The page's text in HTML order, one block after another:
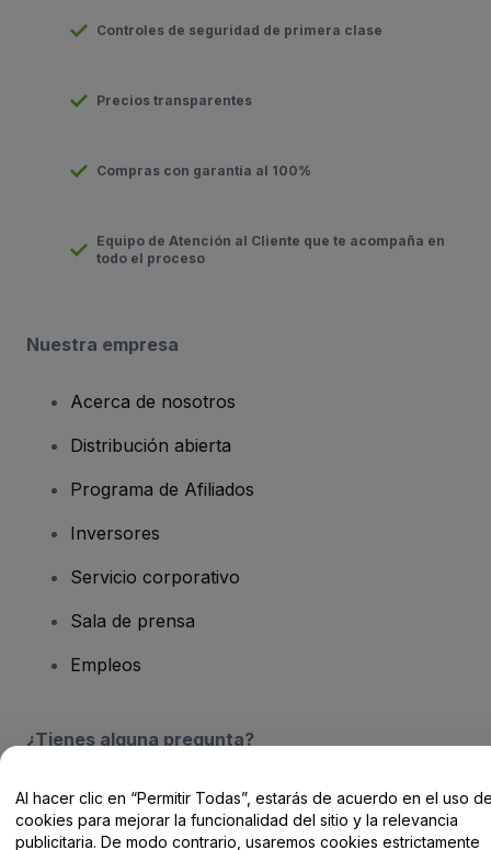
Controles de seguridad de primera clase
Precios transparentes
Compras con garantía al 100%
Equipo de Atención al Cliente que te acompaña en
todo el proceso
Nuestra empresa
Acerca de nosotros
Distribución abierta
Programa de Afiliados
Inversores
Servicio corporativo
Sala de prensa
Empleos
¿Tienes alguna pregunta?
Centro de Ayuda / Contacto
Al hacer clic en “Permitir Todas”, estarás de acuerdo en el uso
cookies para mejorar la funcionalidad del sitio y la relevancia
publicitaria. De modo contrario, usaremos cookies estrictamente